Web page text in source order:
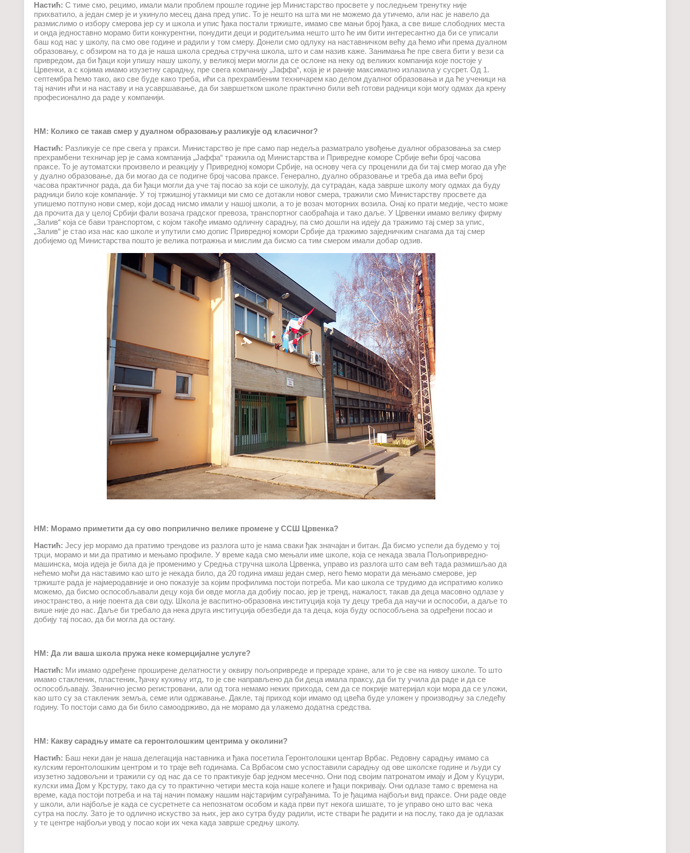
Настић: С тиме смо, рецимо, имали мали проблем прошле године јер Министарство просвете у последњем тренутку није
прихватило, а један смер је и укинуло месец дана пред упис. То је нешто на шта ми не можемо да утичемо, али нас је навело да
размислимо о избору смерова јер су и школа и упис ђака постали тржиште, имамо све мањи број ђака, а све више слободних места
и онда једноставно морамо бити конкурентни, понудити деци и родитељима нешто што ће им бити интересантно да би се уписали
баш код нас у школу, па смо ове године и радили у том смеру. Донели смо одлуку на наставничком већу да ћемо ићи према дуалном
образовању, с обзиром на то да је наша школа средња стручна школа, што и сам назив каже. Занимања ће пре свега бити у вези са
привредом, да би ђаци који упишу нашу школу, у великој мери могли да се ослоне на неку од великих компанија које постоје у
Црвенки, а с којима имамо изузетну сарадњу, пре свега компанију „Јаффа“, која је и раније максимално излазила у сусрет. Од 1.
септембра ћемо тако, ако све буде како треба, ићи са прехрамбеним техничарем као делом дуалног образовања и да ће ученици на
тај начин ићи и на наставу и на усавршавање, да би завршетком школе практично били већ готови радници који могу одмах да крену
професионално да раде у компанији.
НМ: Колико се такав смер у дуалном образовању разликује од класичног?
Настић: Разликује се пре свега у пракси. Министарство је пре само пар недеља разматрало увођење дуалног образовања за смер
прехрамбени техничар јер је сама компанија „Јаффа“ тражила од Министарства и Привредне коморе Србије већи број часова
праксе. То је аутоматски произвело и реакцију у Привредној комори Србије, на основу чега су проценили да би тај смер могао да уђе
у дуално образовање, да би могао да се подигне број часова праксе. Генерално, дуално образовање и треба да има већи број
часова практичног рада, да би ђаци могли да уче тај посао за који се школују, да сутрадан, када заврше школу могу одмах да буду
радници било које компаније. У тој тржишној утакмици ми смо се дотакли новог смера, тражили смо Министарству просвете да
упишемо потпуно нови смер, који досад нисмо имали у нашој школи, а то је возач моторних возила. Онај ко прати медије, често може
да прочита да у целој Србији фали возача градског превоза, транспортног саобраћаја и тако даље. У Црвенки имамо велику фирму
„Залив“ која се бави транспортом, с којом такође имамо одличну сарадњу, па смо дошли на идеју да тражимо тај смер за упис,
„Залив“ је стао иза нас као школе и упутили смо допис Привредној комори Србије да тражимо заједничким снагама да тај смер
добијемо од Министарства пошто је велика потражња и мислим да бисмо са тим смером имали добар одзив.
НМ: Морамо приметити да су ово поприлично велике промене у ССШ Црвенка?
Настић: Јесу јер морамо да пратимо трендове из разлога што је нама сваки ђак значајан и битан. Да бисмо успели да будемо у тој
трци, морамо и ми да пратимо и мењамо профиле. У време када смо мењали име школе, која се некада звала Пољопривредно-
машинска, моја идеја је била да је променимо у Средња стручна школа Црвенка, управо из разлога што сам већ тада размишљао да
нећемо моћи да наставимо као што је некада било, да 20 година имаш један смер, него ћемо морати да мењамо смерове, јер
тржиште рада је најмеродавније и оно показује за којим профилима постоји потреба. Ми као школа се трудимо да испратимо колико
можемо, да бисмо оспособљавали децу која би овде могла да добију посао, јер је тренд, нажалост, такав да деца масовно одлазе у
иностранство, а није поента да сви оду. Школа је васпитно-образовна институција која ту децу треба да научи и оспособи, а даље то
више није до нас. Даље би требало да нека друга институција обезбеди да та деца, која буду оспособљена за одређени посао и
добију тај посао, да би могла да остану.
НМ: Да ли ваша школа пружа неке комерцијалне услуге?
Настић: Ми имамо одређене проширене делатности у оквиру пољопривреде и прераде хране, али то је све на нивоу школе. То што
имамо стакленик, пластеник, ђачку кухињу итд, то је све направљено да би деца имала праксу, да би ту учила да раде и да се
оспособљавају. Званично јесмо регистровани, али од тога немамо неких прихода, сем да се покрије материјал који мора да се уложи,
као што су за стакленик земља, семе или одржавање. Дакле, тај приход који имамо од цвећа буде уложен у производњу за следећу
годину. То постоји само да би било самоодрживо, да не морамо да улажемо додатна средства.
НМ: Какву сарадњу имате са геронтолошким центрима у околини?
Настић: Баш неки дан је наша делегација наставника и ђака посетила Геронтолошки центар Врбас. Редовну сарадњу имамо са
кулским геронтолошким центром и то траје већ годинама. Са Врбасом смо успоставили сарадњу од ове школске године и људи су
изузетно задовољни и тражили су од нас да се то практикује бар једном месечно. Они под својим патронатом имају и Дом у Куцури,
кулски има Дом у Крстуру, тако да су то практично четири места која наше колеге и ђаци покривају. Они одлазе тамо с времена на
време, када постоји потреба и на тај начин помажу нашим најстаријим суграђанима. То је ђацима најбољи вид праксе. Они раде овде
у школи, али најбоље је када се сусретнете са непознатом особом и када први пут некога шишате, то је управо оно што вас чека
сутра на послу. Зато је то одлично искуство за њих, јер ако сутра буду радили, исте ствари ће радити и на послу, тако да је одлазак
у те центре најбољи увод у посао који их чека када заврше средњу школу.